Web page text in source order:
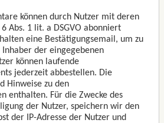
können durch Nutzer mit deren
Abs. 1 lit. a DSGVO abonniert
eine Bestätigungsemail, um zu
der eingegebenen
können laufende
jederzeit abbestellen. Die
Hinweise zu den
enthalten. Für die Zwecke des
der Nutzer, speichern wir den
der IP-Adresse der Nutzer und